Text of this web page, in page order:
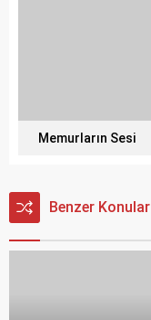
Memurların Sesi
Benzer Konular